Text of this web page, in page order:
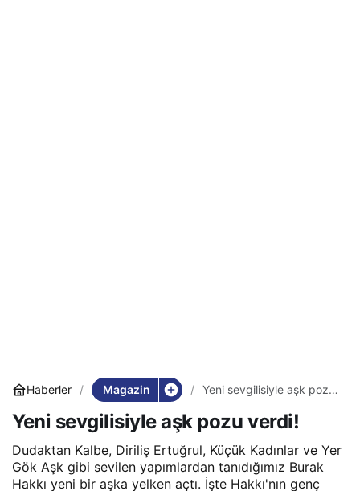
Haberler Magazin
Yeni sevgilisiyle aşk pozu
Yeni sevgilisiyle aşk pozu verdi!
Dudaktan Kalbe, Diriliş Ertuğrul, Küçük Kadınlar ve Yer
Gök Aşk gibi sevilen yapımlardan tanıdığımız Burak
Hakkı yeni bir aşka yelken açtı. İşte Hakkı'nın genç